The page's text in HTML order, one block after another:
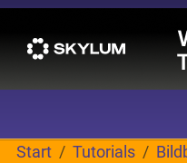
Start Tutorials